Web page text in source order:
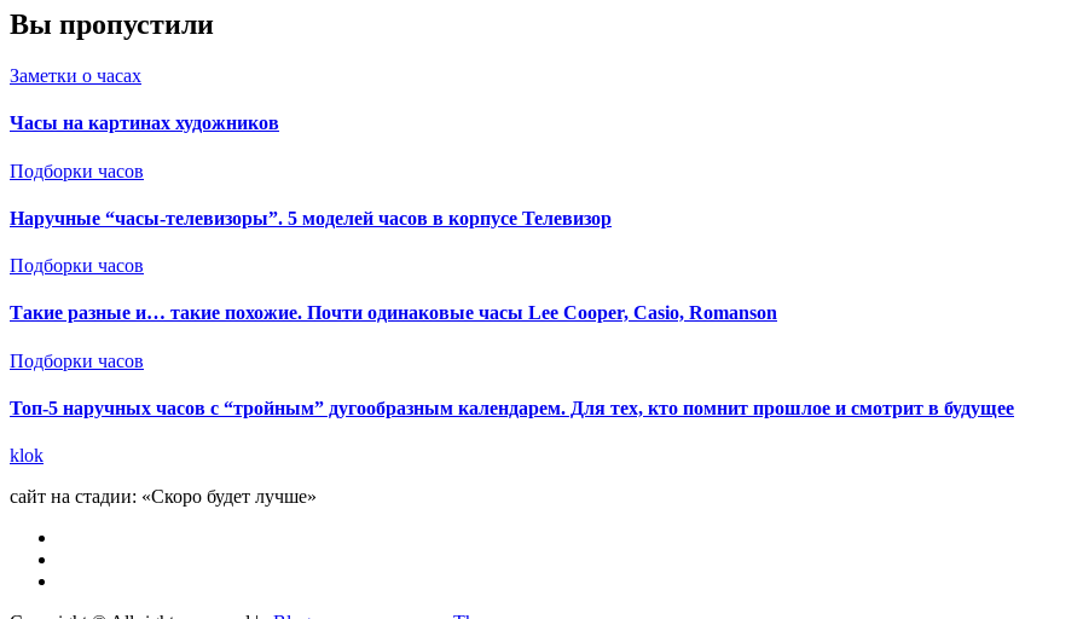
Вы пропустили
Заметки о часах
Часы на картинах художников
Подборки часов
Наручные “часы-телевизоры”. 5 моделей часов в корпусе Телевизор
Подборки часов
Такие разные и… такие похожие. Почти одинаковые часы Lee Cooper, Casio, Romanson
Подборки часов
Топ-5 наручных часов с “тройным” дугообразным календарем. Для тех, кто помнит прошлое и смотрит в будущее
klok
сайт на стадии: «Скоро будет лучше»